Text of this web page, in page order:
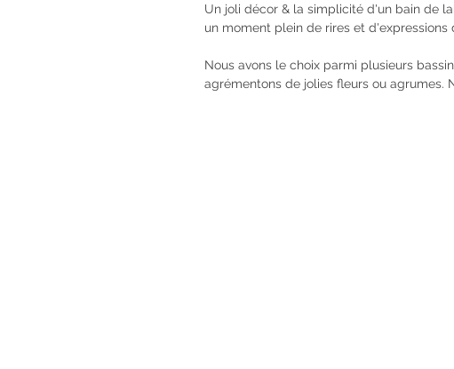
Un joli décor & la simplicité d'un bain de
un moment plein de rires et d'expressions
Nous avons le choix parmi plusieurs
agrémentons de jolies fleurs ou agrumes.